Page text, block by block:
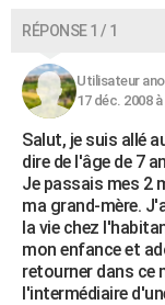
Carte de Noël
Carte Bonne année
Carte Saint-Valentin
Carte Pâques
Carte d'anniversaire
DICTIONNAIRE
Dictionnaire
Biographies
Citations
Expressions
Proverbes
PROGRAMME TV
S'inscrire
Se connecter
Lycées
Collèges
Primaires
Universités
Entreprises
Service militaire
Avis de recherche
AVIS DE DÉCÈS
FORUM
Bricolage
Lifestyle
Culture
Sport
Auto
Television
Voyage
Cinema
RÉPONSE 1 / 1
Utilisateur
17 déc. 2008 à
Salut, je suis allé
dire de l'âge de 7
Je passais mes 2
ma grand-mère.
la vie chez
mon enfance et
retourner dans ce
l'intermédiaire